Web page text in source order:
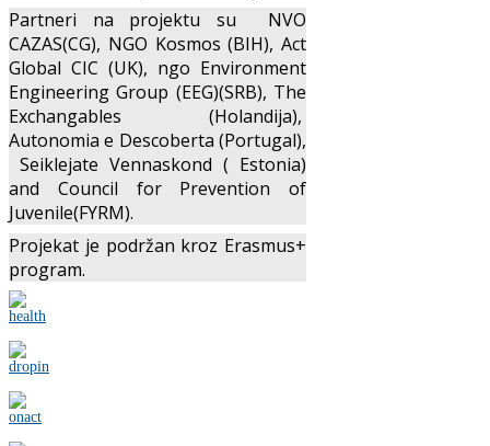
Partneri na projektu su NVO
CAZAS(CG), NGO Kosmos (BIH), Act
Global CIC (UK), ngo Environment
Engineering Group (EEG)(SRB), The
Exchangables (Holandija),
Autonomia e Descoberta (Portugal),
Seiklejate Vennaskond ( Estonia)
and Council for Prevention of
Juvenile(FYRM).
Projekat je podržan kroz Erasmus+
program.